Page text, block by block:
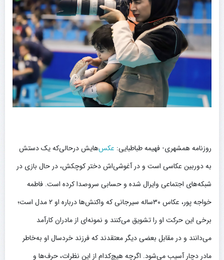
روزنامه همشهری- فهیمه طباطبایی: عکس‌هایش درحالی‌که یک دستش
به دوربین عکاسی است و در آغوشی‌اش دختر کوچکش، در حال بازی در
شبکه‌های اجتماعی وایرال شده و حسابی سروصدا کرده است. فاطمه
خواجه پور، عکاس ۳۰ساله سیرجانی که واکنش‌ها درباره او ۲ مدل است؛
برخی این حرکت او را تشویق می‌کنند و نمونه‌ای از مادران کارآمد
می‌دانند و در مقابل بعضی دیگر معتقدند که فرزند خردسال او به‌خاطر
مادر دچار آسیب می‌شود. اگرچه هیچ‌کدام از این نظرات، حرف‌ها و